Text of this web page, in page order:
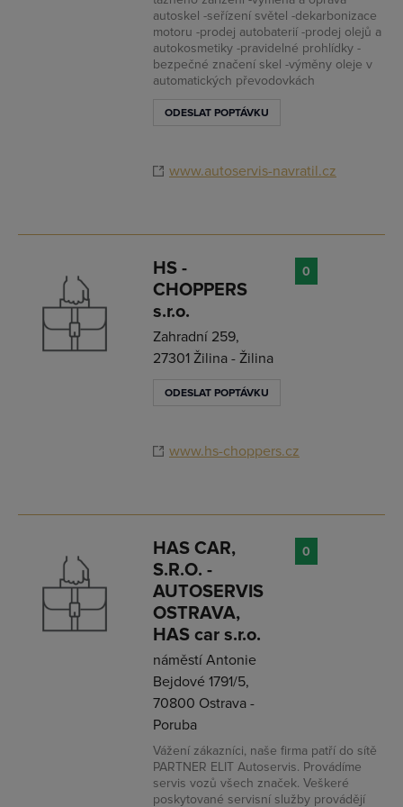
autoskel -seřízení světel -dekarbonizace
motoru -prodej autobaterií -prodej olejů a
autokosmetiky -pravidelné prohlídky -
bezpečné značení skel -výměny oleje v
automatických převodovkách
ODESLAT POPTÁVKU
www.autoservis-navratil.cz
HS -
CHOPPERS
s.r.o.
Zahradní 259,
27301 Žilina - Žilina
ODESLAT POPTÁVKU
www.hs-choppers.cz
0
HAS CAR,
S.R.O. -
AUTOSERVIS
OSTRAVA,
HAS car s.r.o.
náměstí Antonie
Bejdové 1791/5,
70800 Ostrava -
Poruba
Vážení zákazníci, naše firma patří do sítě
PARTNER ELIT Autoservis. Provádíme
servis vozů všech značek. Veškeré
poskytované servisní služby provádějí
0